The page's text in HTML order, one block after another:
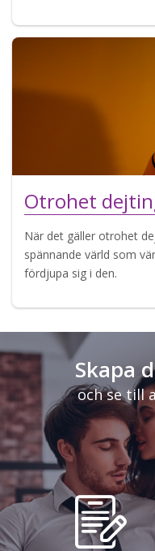
Otrohet
När det gäller otrohet
spännande värld som
fördjupa sig i den.
Skapa
och se till